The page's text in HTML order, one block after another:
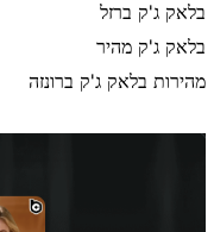
בלאק ג'ק ברזל
בלאק ג'ק מהיר
מהירות בלאק ג'ק ברונזה